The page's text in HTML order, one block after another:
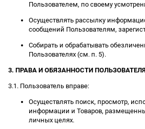
Пользователем, по своему
Осуществлять рассылку
сообщений Пользователям,
Собирать и обрабатывать
Пользователях (см. п. 5).
3. ПРАВА И ОБЯЗАННОСТИ ПОЛЬЗОВАТЕЛЯ
3.1. Пользователь вправе:
Осуществлять поиск, просмотр,
информации и Товаров,
личных целях.